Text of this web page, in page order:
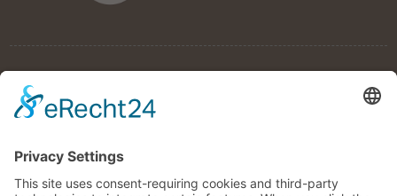
Frötscherhof
Meluno 174